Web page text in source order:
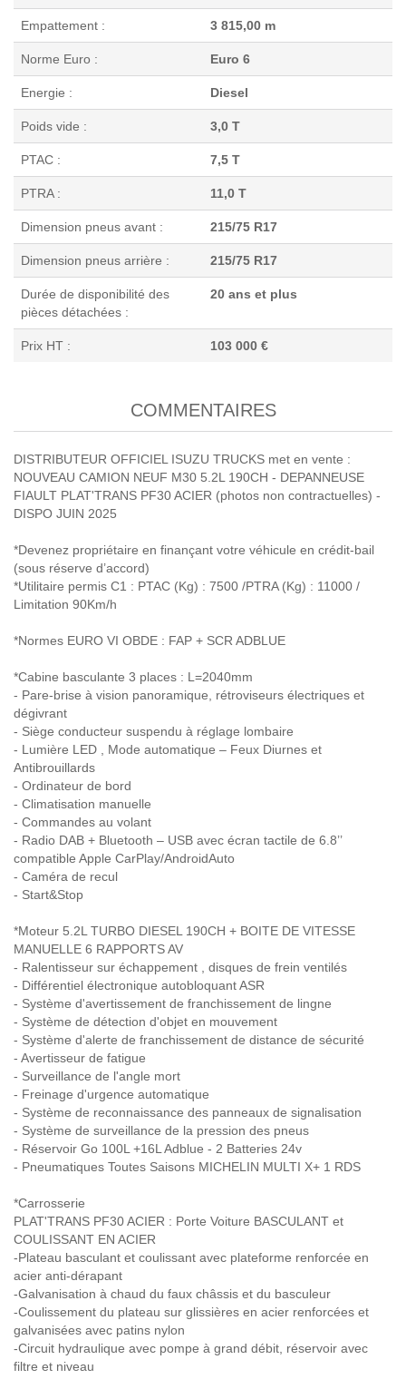
Empattement : 3 815,00 m
Norme Euro : Euro 6
Energie : Diesel
Poids vide : 3,0 T
PTAC : 7,5 T
PTRA : 11,0 T
Dimension pneus avant : 215/75 R17
Dimension pneus arrière : 215/75 R17
Durée de disponibilité des
pièces détachées :
20 ans et plus
Prix HT : 103 000 €
COMMENTAIRES
DISTRIBUTEUR OFFICIEL ISUZU TRUCKS met en vente :
NOUVEAU CAMION NEUF M30 5.2L 190CH - DEPANNEUSE
FIAULT PLAT'TRANS PF30 ACIER (photos non contractuelles) -
DISPO JUIN 2025
*Devenez propriétaire en finançant votre véhicule en crédit-bail
(sous réserve d’accord)
*Utilitaire permis C1 : PTAC (Kg) : 7500 /PTRA (Kg) : 11000 /
Limitation 90Km/h
*Normes EURO VI OBDE : FAP + SCR ADBLUE
*Cabine basculante 3 places : L=2040mm
- Pare-brise à vision panoramique, rétroviseurs électriques et
dégivrant
- Siège conducteur suspendu à réglage lombaire
- Lumière LED , Mode automatique – Feux Diurnes et
Antibrouillards
- Ordinateur de bord
- Climatisation manuelle
- Commandes au volant
- Radio DAB + Bluetooth – USB avec écran tactile de 6.8’’
compatible Apple CarPlay/AndroidAuto
- Caméra de recul
- Start&Stop
*Moteur 5.2L TURBO DIESEL 190CH + BOITE DE VITESSE
MANUELLE 6 RAPPORTS AV
- Ralentisseur sur échappement , disques de frein ventilés
- Différentiel électronique autobloquant ASR
- Système d'avertissement de franchissement de lingne
- Système de détection d'objet en mouvement
- Système d'alerte de franchissement de distance de sécurité
- Avertisseur de fatigue
- Surveillance de l'angle mort
- Freinage d'urgence automatique
- Système de reconnaissance des panneaux de signalisation
- Système de surveillance de la pression des pneus
- Réservoir Go 100L +16L Adblue - 2 Batteries 24v
- Pneumatiques Toutes Saisons MICHELIN MULTI X+ 1 RDS
*Carrosserie
PLAT'TRANS PF30 ACIER : Porte Voiture BASCULANT et
COULISSANT EN ACIER
-Plateau basculant et coulissant avec plateforme renforcée en
acier anti-dérapant
-Galvanisation à chaud du faux châssis et du basculeur
-Coulissement du plateau sur glissières en acier renforcées et
galvanisées avec patins nylon
-Circuit hydraulique avec pompe à grand débit, réservoir avec
filtre et niveau